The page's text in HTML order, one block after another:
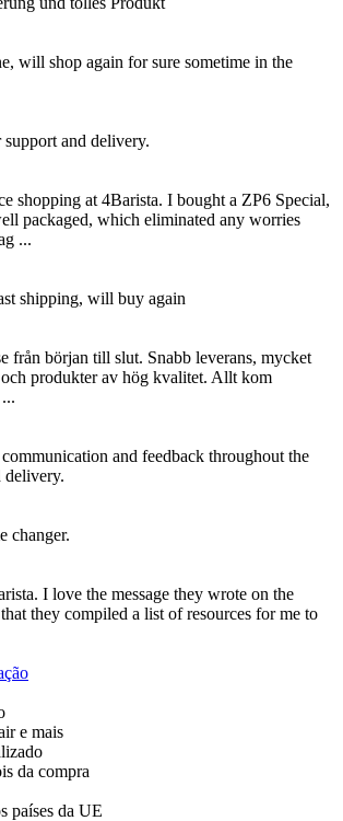
will shop again for sure sometime in the
and delivery.
shopping at 4Barista. I bought a ZP6 Special,
packaged, which eliminated any worries
...
shipping, will buy again
från början till slut. Snabb leverans, mycket
produkter av hög kvalitet. Allt kom
and feedback throughout the
delivery.
changer.
I love the message they wrote on the
they compiled a list of resources for me to
e mais
da compra
países da UE